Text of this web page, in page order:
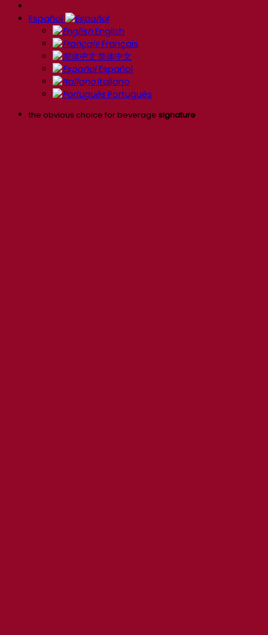
Español
English
Français
简体中文
Español
Italiano
Português
the obvious choice for beverage signature